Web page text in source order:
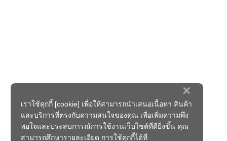
×
เราใช้คุกกี้ [cookie] เพื่อให้สามารถนำเสนอเนื้อหา สินค้า
และบริการที่ตรงกับความสนใจของคุณ เพื่อเพิ่มความพึง
พอใจและประสบการณ์การใช้งานเว็บไซต์ที่ดียิ่งขึ้น คุณ
สามารถศึกษารายละเอียด การใช้คุกกี้ได้ที่